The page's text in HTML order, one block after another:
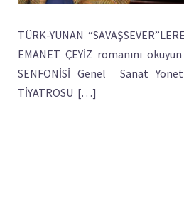
TÜRK-YUNAN
EMANET ÇEYİZ romanını
SENFONİSİ Genel Sanat
TİYATROSU […]